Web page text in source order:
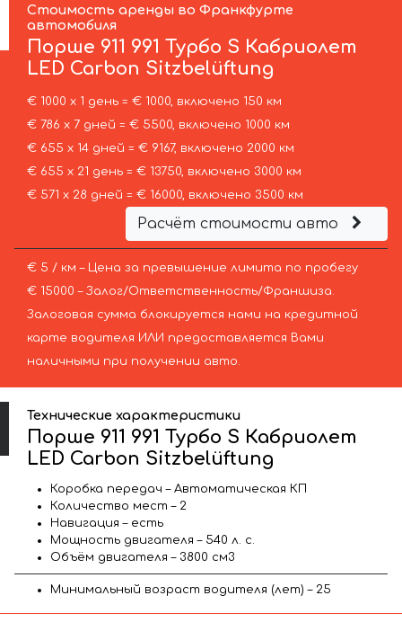
Стоимость аренды во Франкфурте
автомобиля
Порше 911 991 Турбо S Кабриолет
LED Carbon Sitzbelüftung
€ 1000 х 1 день = € 1000, включено 150 км
€ 786 х 7 дней = € 5500, включено 1000 км
€ 655 х 14 дней = € 9167, включено 2000 км
€ 655 х 21 день = € 13750, включено 3000 км
€ 571 х 28 дней = € 16000, включено 3500 км
Расчёт стоимости авто
€ 5 / км – Цена за превышение лимита по пробегу
€ 15000 – Залог/Ответственность/Франшиза.
Залоговая сумма блокируется нами на кредитной
карте водителя ИЛИ предоставляется Вами
наличными при получении авто.
Технические характеристики
Порше 911 991 Турбо S Кабриолет
LED Carbon Sitzbelüftung
Коробка передач – Автоматическая КП
Количество мест – 2
Навигация – есть
Мощность двигателя – 540 л. с.
Объём двигателя – 3800 см3
Минимальный возраст водителя (лет) – 25